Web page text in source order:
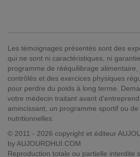
Les témoignages présentés sont des
qui ne sont ni caractéristiques, ni
programme de rééquilibrage
contrôlés et des exercices physiques
pour perdre du poids à long terme.
votre médecin traitant avant
amincissant, un programme sportif ou
nutritionnelles.
© 2011 - 2026 copyright et éditeur
by AUJOURDHUI.COM
Reproduction totale ou partielle interdite